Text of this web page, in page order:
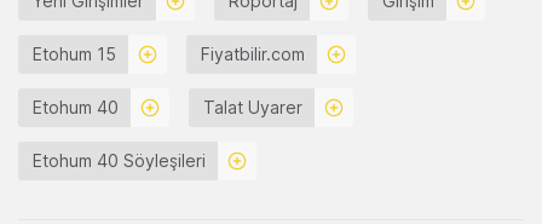
Etohum 15 Fiyatbilir.com
Etohum 40 Talat Uyarer
Etohum 40 Söyleşileri